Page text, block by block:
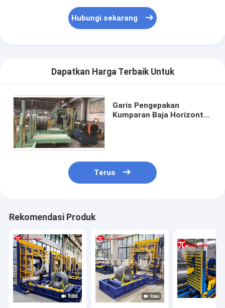
Hubungi sekarang
Dapatkan Harga Terbaik Untuk
Garis Pengepakan
Kumparan Baja Horizontal
Terus
Rekomendasi Produk